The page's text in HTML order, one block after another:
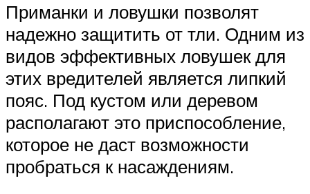
Приманки и ловушки позволят
надежно защитить от тли. Одним из
видов эффективных ловушек для
этих вредителей является липкий
пояс. Под кустом или деревом
располагают это приспособление,
которое не даст возможности
пробраться к насаждениям.